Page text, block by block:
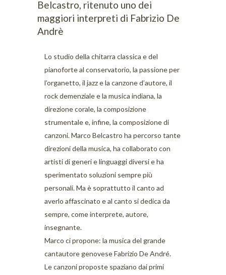
Belcastro, ritenuto uno dei
maggiori interpreti di Fabrizio De
Andrè
Lo studio della chitarra classica e del
pianoforte al conservatorio, la passione per
l’organetto, il jazz e la canzone d’autore, il
rock demenziale e la musica indiana, la
direzione corale, la composizione
strumentale e, infine, la composizione di
canzoni. Marco Belcastro ha percorso tante
direzioni della musica, ha collaborato con
artisti di generi e linguaggi diversi e ha
sperimentato soluzioni sempre più
personali. Ma è soprattutto il canto ad
averlo affascinato e al canto si dedica da
sempre, come interprete, autore,
insegnante.
Marco ci propone: la musica del grande
cantautore genovese Fabrizio De André.
Le canzoni proposte spaziano dai primi